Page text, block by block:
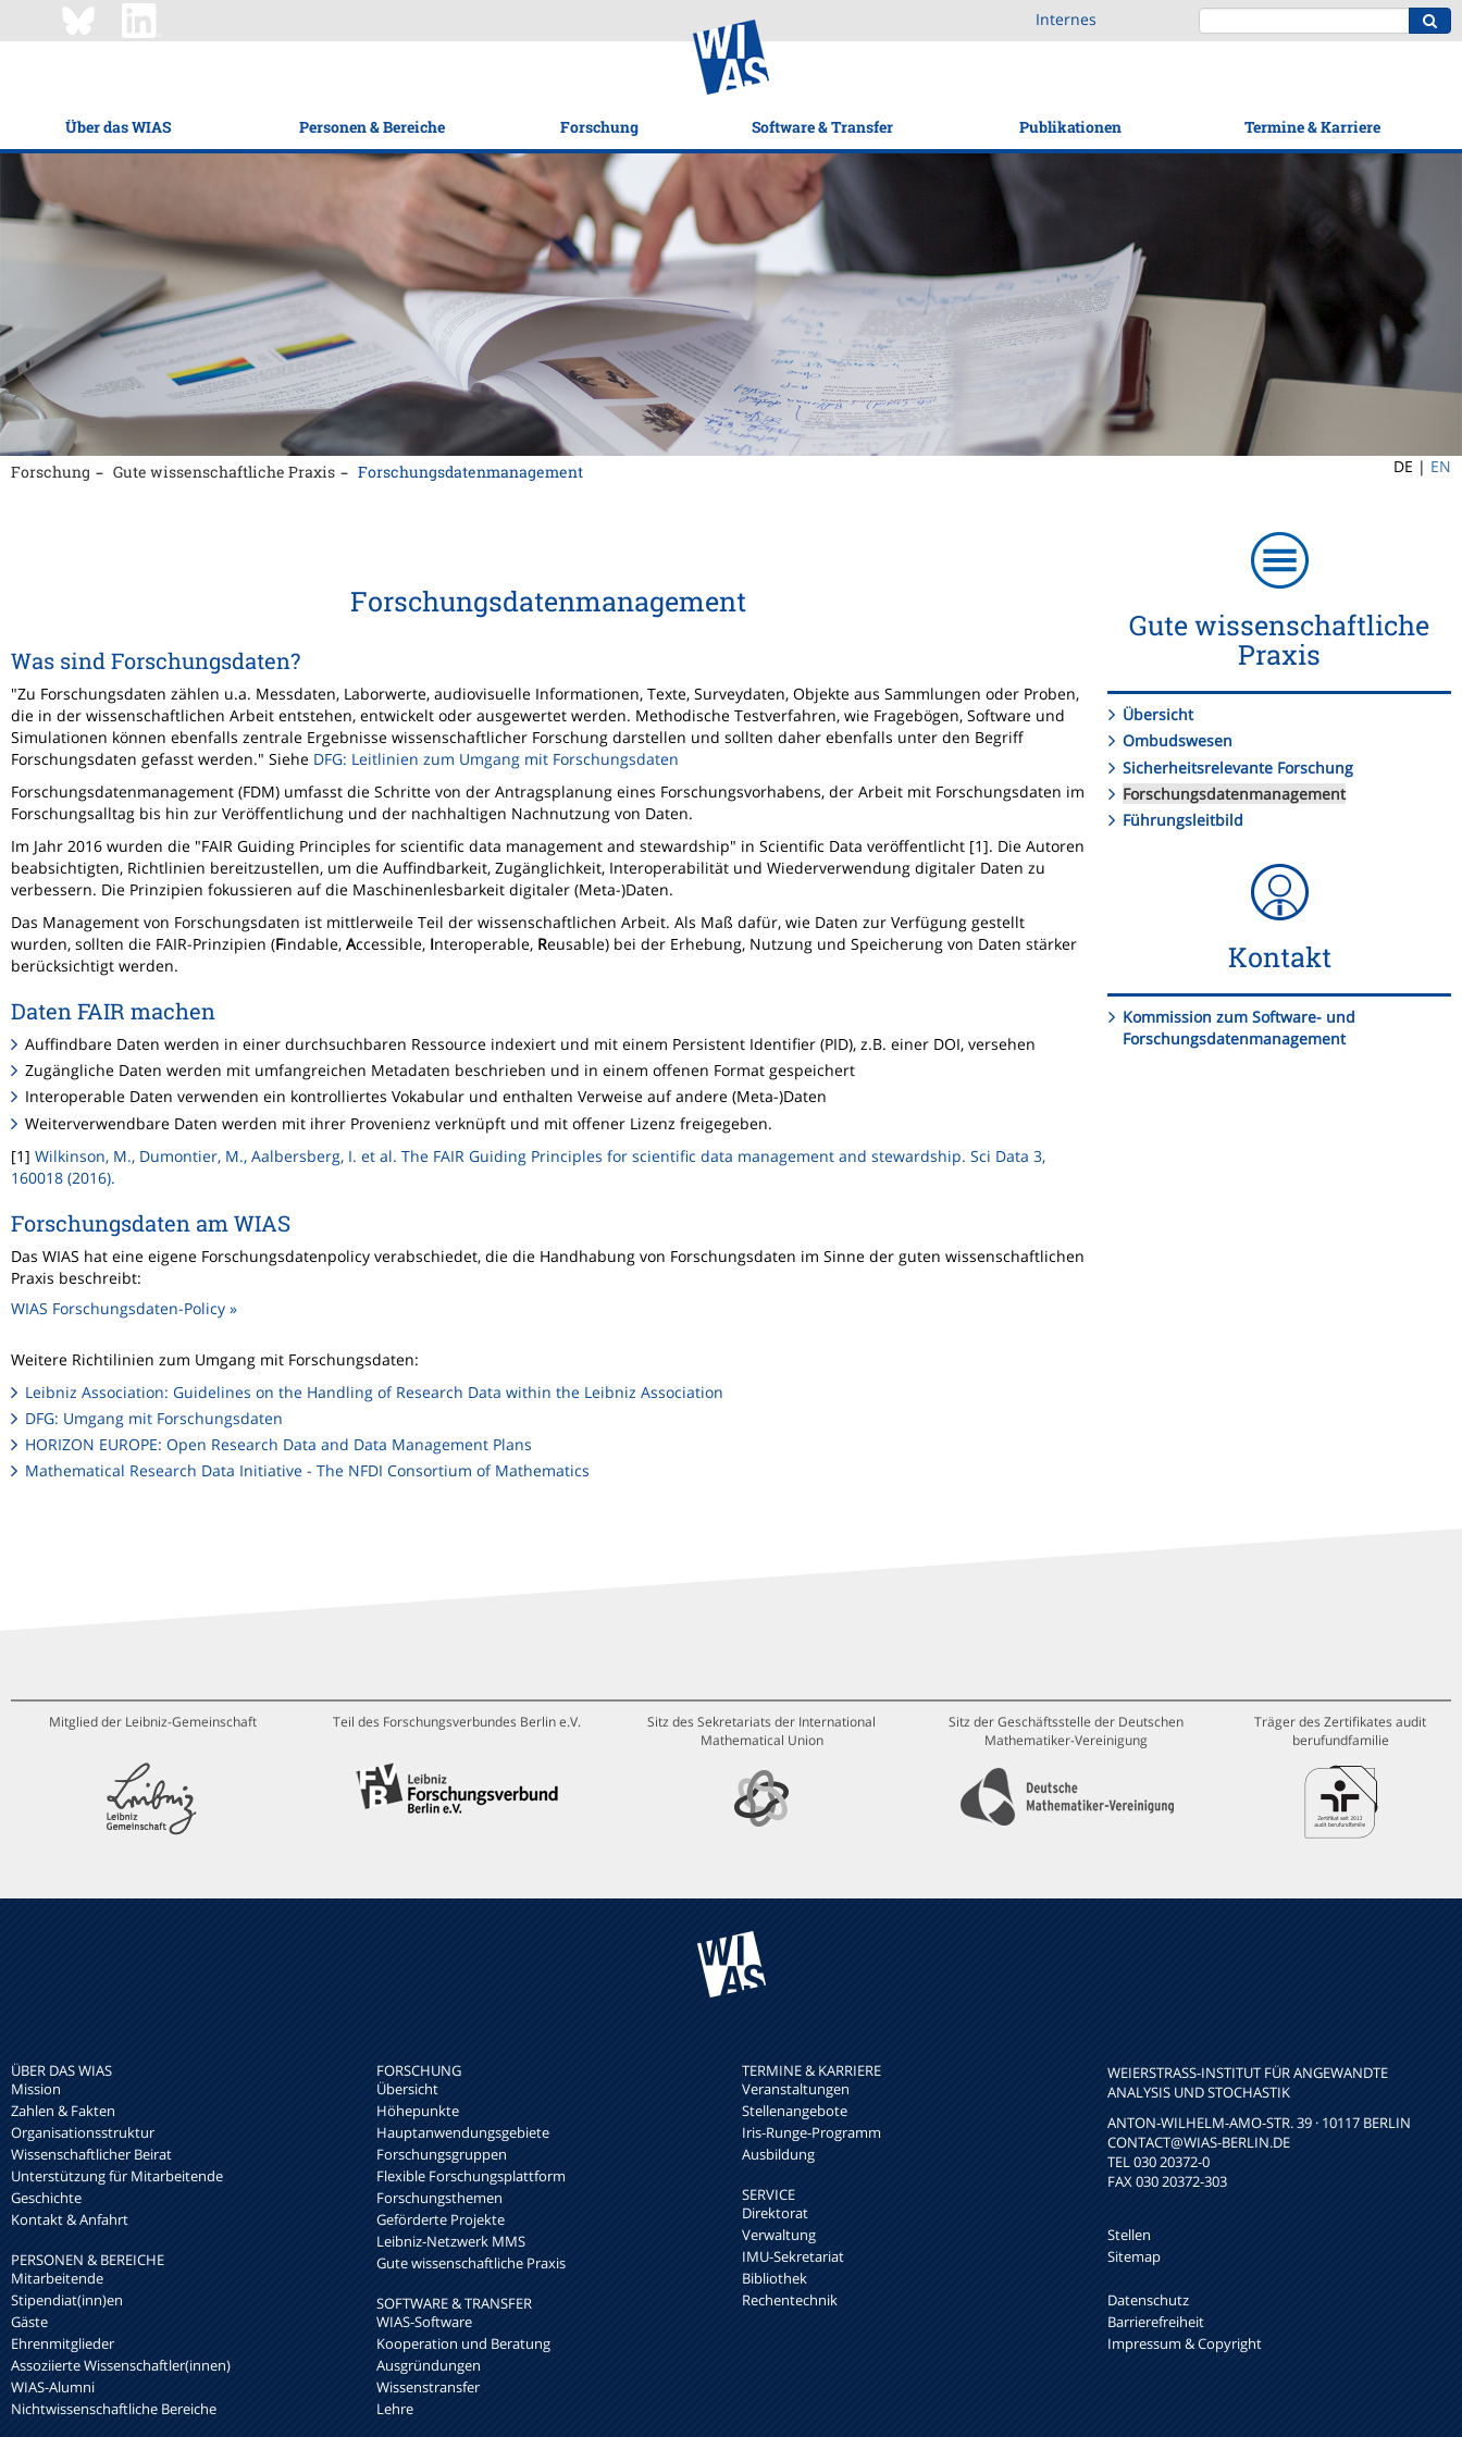
Internes
Über das WIAS Personen & Bereiche Forschung Software & Transfer Publikationen Termine & Karriere
Forschung Gute wissenschaftliche Praxis Forschungsdatenmanagement DE | EN
Forschungsdatenmanagement
Was sind Forschungsdaten?
"Zu Forschungsdaten zählen u.a. Messdaten, Laborwerte, audiovisuelle Informationen, Texte, Surveydaten, Objekte aus Sammlungen oder Proben,
die in der wissenschaftlichen Arbeit entstehen, entwickelt oder ausgewertet werden. Methodische Testverfahren, wie Fragebögen, Software und
Simulationen können ebenfalls zentrale Ergebnisse wissenschaftlicher Forschung darstellen und sollten daher ebenfalls unter den Begriff
Forschungsdaten gefasst werden." Siehe DFG: Leitlinien zum Umgang mit Forschungsdaten
Forschungsdatenmanagement (FDM) umfasst die Schritte von der Antragsplanung eines Forschungsvorhabens, der Arbeit mit Forschungsdaten im
Forschungsalltag bis hin zur Veröffentlichung und der nachhaltigen Nachnutzung von Daten.
Im Jahr 2016 wurden die "FAIR Guiding Principles for scientific data management and stewardship" in Scientific Data veröffentlicht [1]. Die Autoren
beabsichtigten, Richtlinien bereitzustellen, um die Auffindbarkeit, Zugänglichkeit, Interoperabilität und Wiederverwendung digitaler Daten zu
verbessern. Die Prinzipien fokussieren auf die Maschinenlesbarkeit digitaler (Meta-)Daten.
Das Management von Forschungsdaten ist mittlerweile Teil der wissenschaftlichen Arbeit. Als Maß dafür, wie Daten zur Verfügung gestellt
wurden, sollten die FAIR-Prinzipien (Findable, Accessible, Interoperable, Reusable) bei der Erhebung, Nutzung und Speicherung von Daten stärker
berücksichtigt werden.
Daten FAIR machen
Auffindbare Daten werden in einer durchsuchbaren Ressource indexiert und mit einem Persistent Identifier (PID), z.B. einer DOI, versehen
Zugängliche Daten werden mit umfangreichen Metadaten beschrieben und in einem offenen Format gespeichert
Interoperable Daten verwenden ein kontrolliertes Vokabular und enthalten Verweise auf andere (Meta-)Daten
Weiterverwendbare Daten werden mit ihrer Provenienz verknüpft und mit offener Lizenz freigegeben.
[1] Wilkinson, M., Dumontier, M., Aalbersberg, I. et al. The FAIR Guiding Principles for scientific data management and stewardship. Sci Data 3,
160018 (2016).
Forschungsdaten am WIAS
Das WIAS hat eine eigene Forschungsdatenpolicy verabschiedet, die die Handhabung von Forschungsdaten im Sinne der guten wissenschaftlichen
Praxis beschreibt:
WIAS Forschungsdaten-Policy »
Weitere Richtilinien zum Umgang mit Forschungsdaten:
Leibniz Association: Guidelines on the Handling of Research Data within the Leibniz Association
DFG: Umgang mit Forschungsdaten
HORIZON EUROPE: Open Research Data and Data Management Plans
Mathematical Research Data Initiative - The NFDI Consortium of Mathematics
Gute wissenschaftliche
Praxis
Übersicht
Ombudswesen
Sicherheitsrelevante Forschung
Forschungsdatenmanagement
Führungsleitbild
Kontakt
Kommission zum Software- und
Forschungsdatenmanagement
Mitglied der Leibniz-Gemeinschaft Teil des Forschungsverbundes Berlin e.V.
Sitz des Sekretariats der International
Mathematical Union
Sitz der Geschäftsstelle der Deutschen
Mathematiker-Vereinigung
Träger des Zertifikates audit
berufundfamilie
ÜBER DAS WIAS
Mission
Zahlen & Fakten
Organisationsstruktur
Wissenschaftlicher Beirat
Unterstützung für Mitarbeitende
Geschichte
Kontakt & Anfahrt
PERSONEN & BEREICHE
Mitarbeitende
Stipendiat(inn)en
Gäste
Ehrenmitglieder
Assoziierte Wissenschaftler(innen)
WIAS-Alumni
Nichtwissenschaftliche Bereiche
FORSCHUNG
Übersicht
Höhepunkte
Hauptanwendungsgebiete
Forschungsgruppen
Flexible Forschungsplattform
Forschungsthemen
Geförderte Projekte
Leibniz-Netzwerk MMS
Gute wissenschaftliche Praxis
SOFTWARE & TRANSFER
WIAS-Software
Kooperation und Beratung
Ausgründungen
Wissenstransfer
Lehre
TERMINE & KARRIERE
Veranstaltungen
Stellenangebote
Iris-Runge-Programm
Ausbildung
SERVICE
Direktorat
Verwaltung
IMU-Sekretariat
Bibliothek
Rechentechnik
WEIERSTRASS-INSTITUT FÜR ANGEWANDTE A
NALYSIS UND STOCHASTIK
ANTON-WILHELM-AMO-STR. 39 · 10117 BERLIN
CONTACT@WIAS-BERLIN.DE
TEL 030 20372-0
FAX 030 20372-303
Stellen
Sitemap
Datenschutz
Barrierefreiheit
Impressum & Copyright